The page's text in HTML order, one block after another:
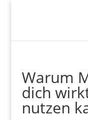
Warum
dich
nutzen